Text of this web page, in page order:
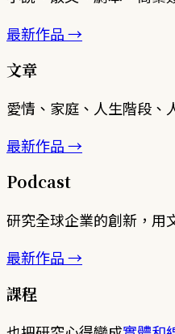
最新作品 →
文章
愛情、家庭、人生階段、
最新作品 →
Podcast
研究全球企業的創新，用
最新作品 →
課程